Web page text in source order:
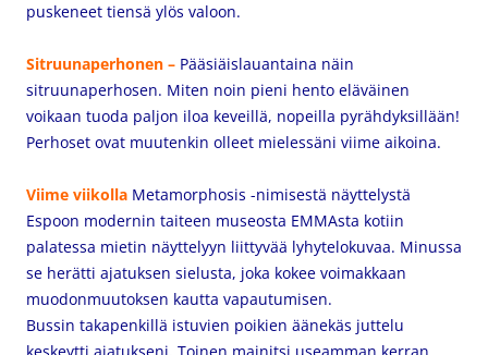
puskeneet tiensä ylös valoon.
Sitruunaperhonen – Pääsiäislauantaina näin
sitruunaperhosen. Miten noin pieni hento eläväinen
voikaan tuoda paljon iloa keveillä, nopeilla pyrähdyksillään!
Perhoset ovat muutenkin olleet mielessäni viime aikoina.
Viime viikolla Metamorphosis -nimisestä näyttelystä
Espoon modernin taiteen museosta EMMAsta kotiin
palatessa mietin näyttelyyn liittyvää lyhytelokuvaa. Minussa
se herätti ajatuksen sielusta, joka kokee voimakkaan
muodonmuutoksen kautta vapautumisen.
Bussin takapenkillä istuvien poikien äänekäs juttelu